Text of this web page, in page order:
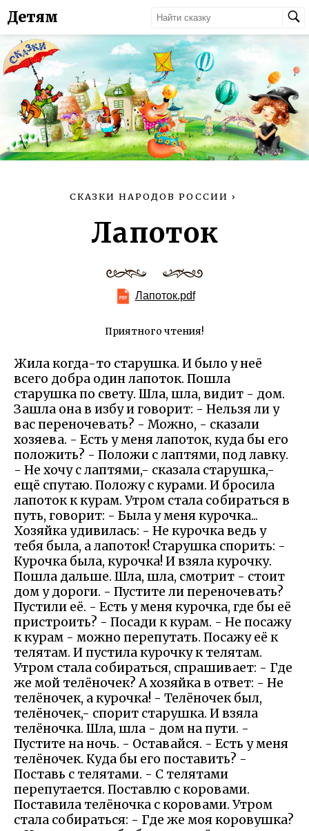
Детям
СКАЗКИ НАРОДОВ РОССИИ ›
Лапоток
Лапоток.pdf
Приятного чтения!
Жила когда-то старушка. И было у неё
всего добра один лапоток. Пошла
старушка по свету. Шла, шла, видит - дом.
Зашла она в избу и говорит: - Нельзя ли у
вас переночевать? - Можно, - сказали
хозяева. - Есть у меня лапоток, куда бы его
положить? - Положи с лаптями, под лавку.
- Не хочу с лаптями,- сказала старушка,-
ещё спутаю. Положу с курами. И бросила
лапоток к курам. Утром стала собираться в
путь, говорит: - Была у меня курочка...
Хозяйка удивилась: - Не курочка ведь у
тебя была, а лапоток! Старушка спорить: -
Курочка была, курочка! И взяла курочку.
Пошла дальше. Шла, шла, смотрит - стоит
дом у дороги. - Пустите ли переночевать?
Пустили её. - Есть у меня курочка, где бы её
пристроить? - Посади к курам. - Не посажу
к курам - можно перепутать. Посажу её к
телятам. И пустила курочку к телятам.
Утром стала собираться, спрашивает: - Где
же мой телёночек? А хозяйка в ответ: - Не
телёночек, а курочка! - Телёночек был,
телёночек,- спорит старушка. И взяла
телёночка. Шла, шла - дом на пути. -
Пустите на ночь. - Оставайся. - Есть у меня
телёночек. Куда бы его поставить? -
Поставь с телятами. - С телятами
перепутается. Поставлю с коровами.
Поставила телёночка с коровами. Утром
стала собираться: - Где же моя коровушка?